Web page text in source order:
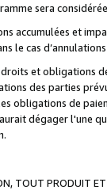
sera
accumulées et
le cas
et obligations
des parties
obligations de
dégager l'une
TOUT PRODUIT